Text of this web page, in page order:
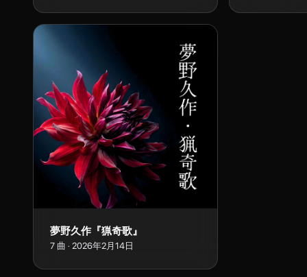
夢野久作『猟奇歌』
7 曲 · 2026年2月14日